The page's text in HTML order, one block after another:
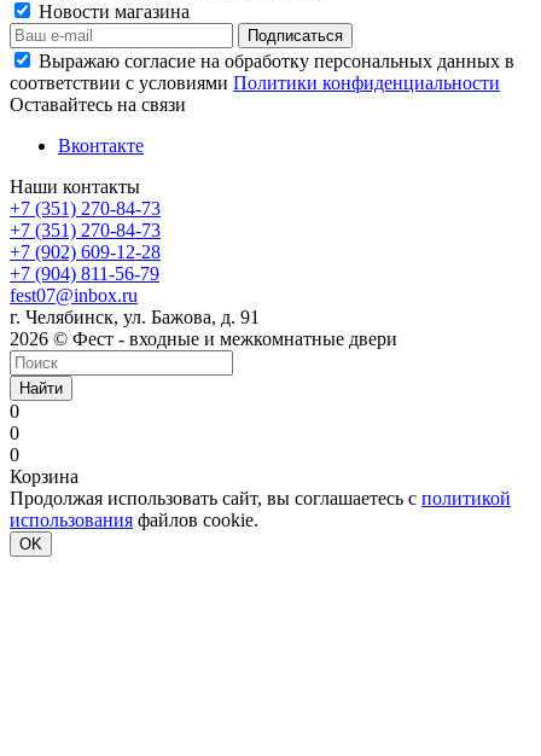
Новости магазина
Выражаю согласие на обработку персональных данных в
соответствии с условиями Политики конфиденциальности
Оставайтесь на связи
Вконтакте
Наши контакты
+7 (351) 270-84-73
+7 (351) 270-84-73
+7 (902) 609-12-28
+7 (904) 811-56-79
fest07@inbox.ru
г. Челябинск, ул. Бажова, д. 91
2026 © Фест - входные и межкомнатные двери
Найти
0
0
0
Корзина
Продолжая использовать сайт, вы соглашаетесь с политикой
использования файлов cookie.
OK